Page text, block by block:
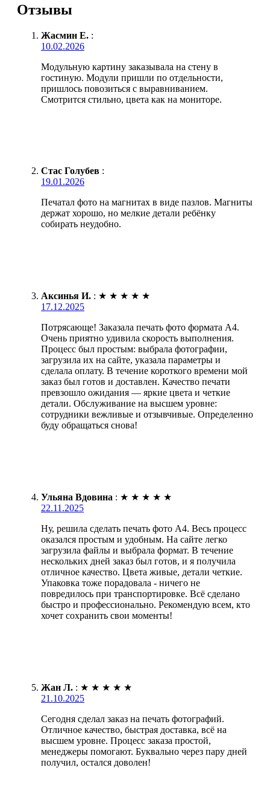
Отзывы
Жасмин Е. :
10.02.2026
Модульную картину заказывала на стену в
гостиную. Модули пришли по отдельности,
пришлось повозиться с выравниванием.
Смотрится стильно, цвета как на мониторе.
Стас Голубев :
19.01.2026
Печатал фото на магнитах в виде пазлов. Магниты
держат хорошо, но мелкие детали ребёнку
собирать неудобно.
Аксинья И. : ★ ★ ★ ★ ★
17.12.2025
Потрясающе! Заказала печать фото формата А4.
Очень приятно удивила скорость выполнения.
Процесс был простым: выбрала фотографии,
загрузила их на сайте, указала параметры и
сделала оплату. В течение короткого времени мой
заказ был готов и доставлен. Качество печати
превзошло ожидания — яркие цвета и четкие
детали. Обслуживание на высшем уровне:
сотрудники вежливые и отзывчивые. Определенно
буду обращаться снова!
Ульяна Вдовина : ★ ★ ★ ★ ★
22.11.2025
Ну, решила сделать печать фото А4. Весь процесс
оказался простым и удобным. На сайте легко
загрузила файлы и выбрала формат. В течение
нескольких дней заказ был готов, и я получила
отличное качество. Цвета живые, детали четкие.
Упаковка тоже порадовала - ничего не
повредилось при транспортировке. Всё сделано
быстро и профессионально. Рекомендую всем, кто
хочет сохранить свои моменты!
Жан Л. : ★ ★ ★ ★ ★
21.10.2025
Сегодня сделал заказ на печать фотографий.
Отличное качество, быстрая доставка, всё на
высшем уровне. Процесс заказа простой,
менеджеры помогают. Буквально через пару дней
получил, остался доволен!